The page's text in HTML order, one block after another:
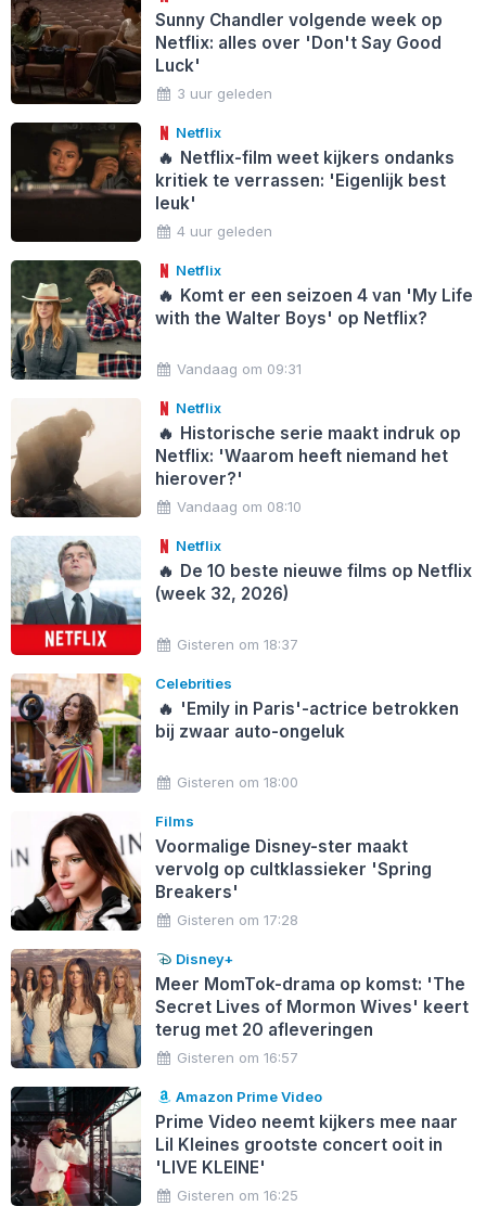
Sunny Chandler volgende week op
Netflix: alles over 'Don't Say Good
Luck'
3 uur geleden
Netflix
🔥 Netflix-film weet kijkers ondanks
kritiek te verrassen: 'Eigenlijk best
leuk'
4 uur geleden
Netflix
🔥 Komt er een seizoen 4 van 'My Life
with the Walter Boys' op Netflix?
Vandaag om 09:31
Netflix
🔥 Historische serie maakt indruk op
Netflix: 'Waarom heeft niemand het
hierover?'
Vandaag om 08:10
Netflix
🔥 De 10 beste nieuwe films op Netflix
(week 32, 2026)
Gisteren om 18:37
Celebrities
🔥 'Emily in Paris'-actrice betrokken
bij zwaar auto-ongeluk
Gisteren om 18:00
Films
Voormalige Disney-ster maakt
vervolg op cultklassieker 'Spring
Breakers'
Gisteren om 17:28
Disney+
Meer MomTok-drama op komst: 'The
Secret Lives of Mormon Wives' keert
terug met 20 afleveringen
Gisteren om 16:57
Amazon Prime Video
Prime Video neemt kijkers mee naar
Lil Kleines grootste concert ooit in
'LIVE KLEINE'
Gisteren om 16:25